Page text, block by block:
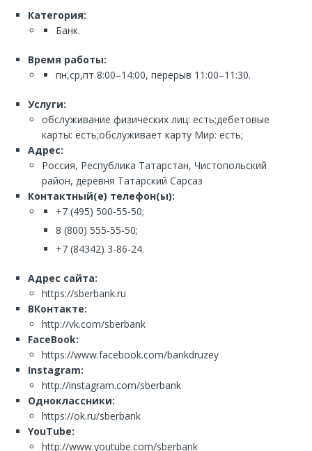
Категория:
Банк.
Время работы:
пн,ср,пт 8:00–14:00, перерыв 11:00–11:30.
Услуги:
обслуживание физических лиц: есть;дебетовые
карты: есть;обслуживает карту Мир: есть;
Адрес:
Россия, Республика Татарстан, Чистопольский
район, деревня Татарский Сарсаз
Контактный(е) телефон(ы):
+7 (495) 500-55-50;
8 (800) 555-55-50;
+7 (84342) 3-86-24.
Адрес сайта:
https://sberbank.ru
ВКонтакте:
http://vk.com/sberbank
FaceBook:
https://www.facebook.com/bankdruzey
Instagram:
http://instagram.com/sberbank
Одноклассники:
https://ok.ru/sberbank
YouTube:
http://www.youtube.com/sberbank